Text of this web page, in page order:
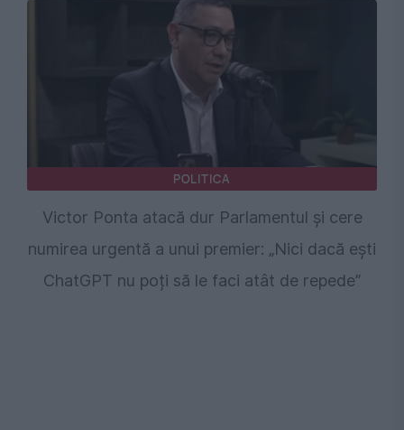
POLITICA
Victor Ponta atacă dur Parlamentul și cere
numirea urgentă a unui premier: „Nici dacă ești
ChatGPT nu poți să le faci atât de repede”